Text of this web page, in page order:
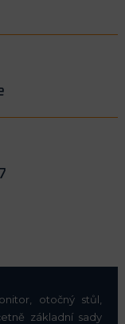
otočný stůl,
základní sady